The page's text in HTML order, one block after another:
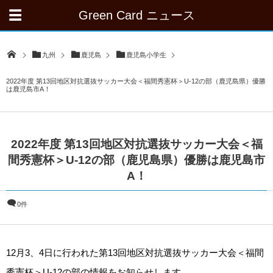
Green Card ニュース
九州 鹿児島 鹿児島小学生
2022年度 第13回地区対抗選抜サッカー大会＜福間秀憲杯＞U-12の部（鹿児島県）優勝
は鹿児島市A！
2022年度 第13回地区対抗選抜サッカー大会＜福
間秀憲杯＞U-12の部（鹿児島県）優勝は鹿児島市
A！
0件
12月3、4日に行われた第13回地区対抗選抜サッカー大会＜福間